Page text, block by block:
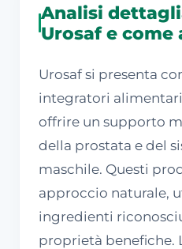
Analisi
Urosaf e come
Urosaf si presenta
integratori
offrire un supporto
della prostata e del
maschile. Questi
approccio naturale,
ingredienti
proprietà benefiche.